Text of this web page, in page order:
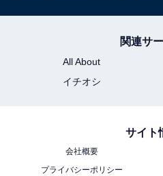
関連サ
All About
イチオシ
サイト
会社概要
プライバシーポリシー